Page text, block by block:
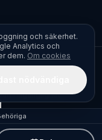
· Alla rättigheter
direkt
Allmänna villkor
Tillgänglighet
och säkerhet.
Analytics och
dem. Om cookies